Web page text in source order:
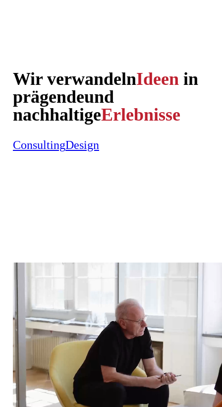
Wir verwandelnIdeen in
prägendeund
nachhaltigeErlebnisse
ConsultingDesign